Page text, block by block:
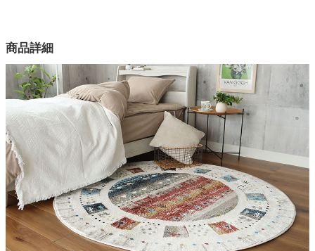
家電・照明器具
インテリア雑貨
ガーデン
タワー
1色
組成
ポリプロピレン100%
パイル長
7mm
目付
25万ノット
お手入れ方法
中性洗剤拭き取り
商品詳細